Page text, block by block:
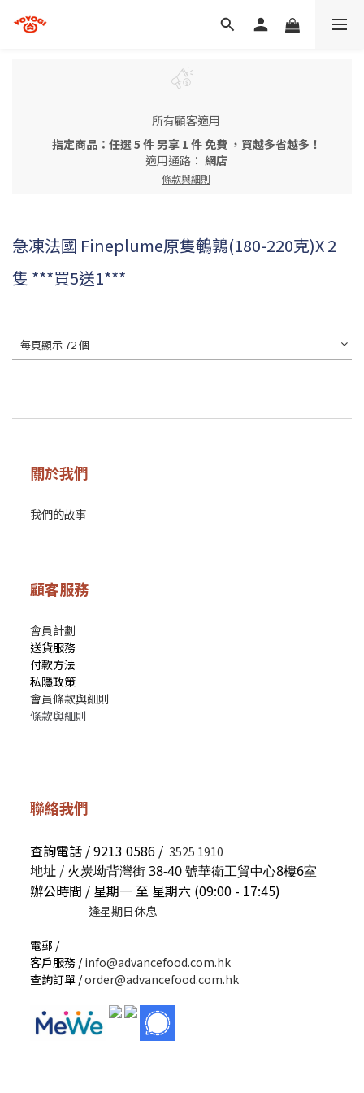
所有顧客適用
指定商品：任選 5 件 另享 1 件 免費 ，買越多省越多！
適用通路： 網店
條款與細則
急凍法國 Fineplume原隻鵪鶉(180-220克)X 2
隻 ***買5送1***
每頁顯示 72 個
關於我們
我們的故事
顧客服務
會員計劃
送貨服務
付款方法
私隱政策
會員條款與細則
條款與細則
聯絡我們
查詢電話 / 9213 0586 / 3525 1910
地址 / 火炭坳背灣街 38-40 號華衛工貿中心8樓6室
辦公時間 / 星期一 至 星期六 (09:00 - 17:45)
逢星期日休息
電郵 /
客戶服務 /info@advancefood.com.hk
查詢訂單 /order@advancefood.com.hk